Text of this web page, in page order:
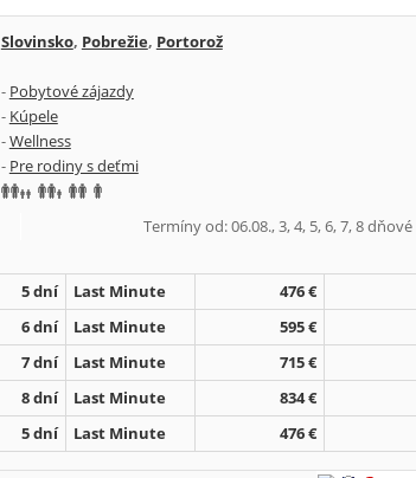
Slovinsko, Pobrežie, Portorož
- Pobytové zájazdy
- Kúpele
-Wellness
- Pre rodiny s deťmi
Termíny od: 06.08., 3, 4, 5, 6, 7, 8 dňové
5 dní Last Minute 476 €
6 dní Last Minute 595 €
7 dní Last Minute 715 €
8 dní Last Minute 834 €
5 dní Last Minute 476 €